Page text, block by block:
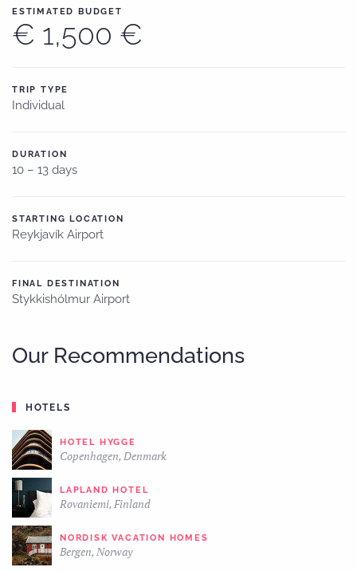
ESTIMATED BUDGET
€ 1,500 €
TRIP TYPE
Individual
DURATION
10 – 13 days
STARTING LOCATION
Reykjavík Airport
FINAL DESTINATION
Stykkishólmur Airport
Our Recommendations
HOTELS
HOTEL HYGGE
Copenhagen, Denmark
LAPLAND HOTEL
Rovaniemi, Finland
NORDISK VACATION HOMES
Bergen, Norway